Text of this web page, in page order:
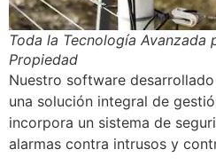
Toda la Tecnología Avanzada
Propiedad
Nuestro software
una solución integral de
incorpora un sistema de
alarmas contra intrusos y